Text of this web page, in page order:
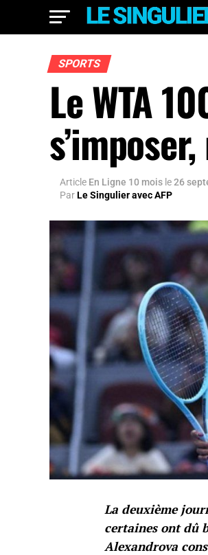
SPORTS
Le WTA
Article En Ligne 10 mois le26
ParLe Singulier avec AFP
La deuxième
certaines ont dû
Alexandrova